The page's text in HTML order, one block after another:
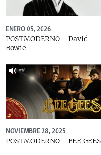
ENERO 05, 2026
POSTMODERNO - David
Bowie
NOVIEMBRE 28, 2025
POSTMODERNO - BEE GEES